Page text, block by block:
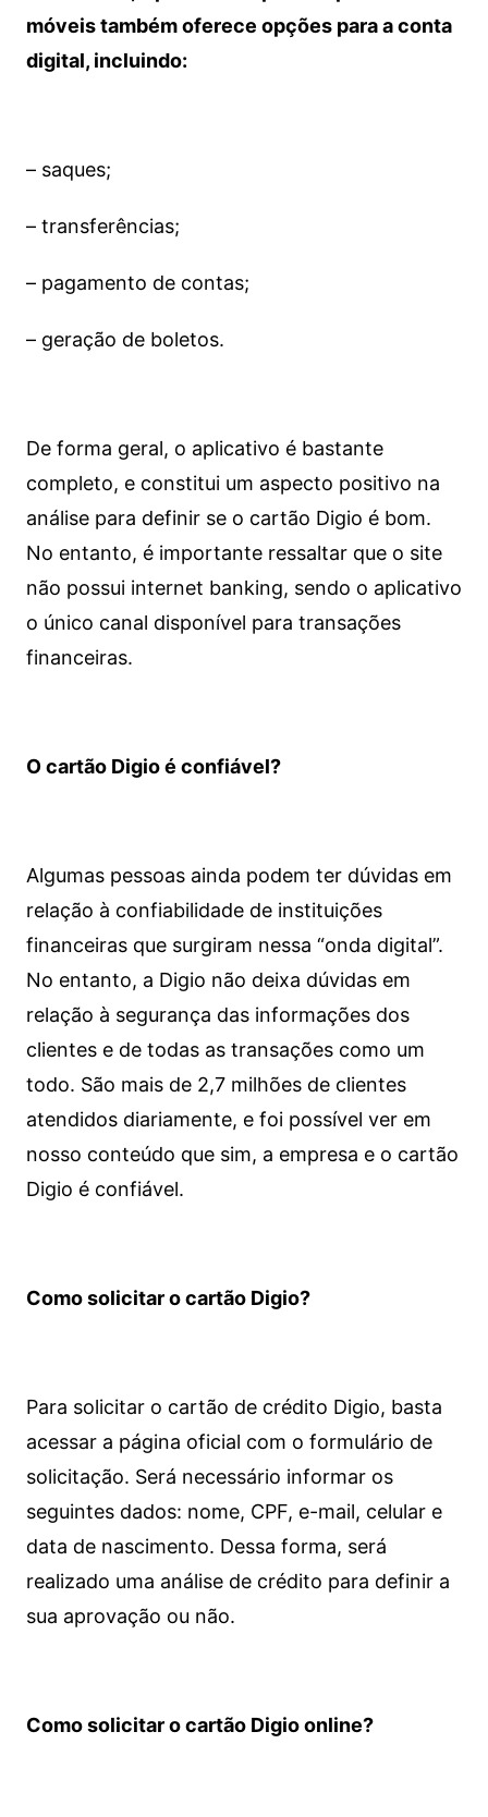
móveis também oferece opções para a conta
digital, incluindo:
– saques;
– transferências;
– pagamento de contas;
– geração de boletos.
De forma geral, o aplicativo é bastante
completo, e constitui um aspecto positivo na
análise para definir se o cartão Digio é bom.
No entanto, é importante ressaltar que o site
não possui internet banking, sendo o aplicativo
o único canal disponível para transações
financeiras.
O cartão Digio é confiável?
Algumas pessoas ainda podem ter dúvidas em
relação à confiabilidade de instituições
financeiras que surgiram nessa “onda digital”.
No entanto, a Digio não deixa dúvidas em
relação à segurança das informações dos
clientes e de todas as transações como um
todo. São mais de 2,7 milhões de clientes
atendidos diariamente, e foi possível ver em
nosso conteúdo que sim, a empresa e o cartão
Digio é confiável.
Como solicitar o cartão Digio?
Para solicitar o cartão de crédito Digio, basta
acessar a página oficial com o formulário de
solicitação. Será necessário informar os
seguintes dados: nome, CPF, e-mail, celular e
data de nascimento. Dessa forma, será
realizado uma análise de crédito para definir a
sua aprovação ou não.
Como solicitar o cartão Digio online?